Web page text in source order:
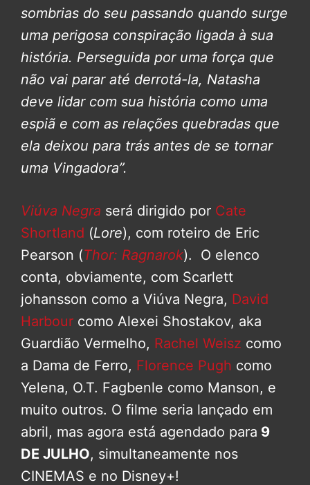
sombrias do seu passando quando surge
uma perigosa conspiração ligada à sua
história. Perseguida por uma força que
não vai parar até derrotá-la, Natasha
deve lidar com sua história como uma
espiã e com as relações quebradas que
ela deixou para trás antes de se tornar
uma Vingadora”.
Viúva Negra será dirigido por Cate
Shortland (Lore), com roteiro de Eric
Pearson (Thor: Ragnarok). O elenco
conta, obviamente, com Scarlett
johansson como a Viúva Negra, David
Harbour como Alexei Shostakov, aka
Guardião Vermelho, Rachel Weisz como
a Dama de Ferro, Florence Pugh como
Yelena, O.T. Fagbenle como Manson, e
muito outros. O filme seria lançado em
abril, mas agora está agendado para 9
DE JULHO, simultaneamente nos
CINEMAS e no Disney+!